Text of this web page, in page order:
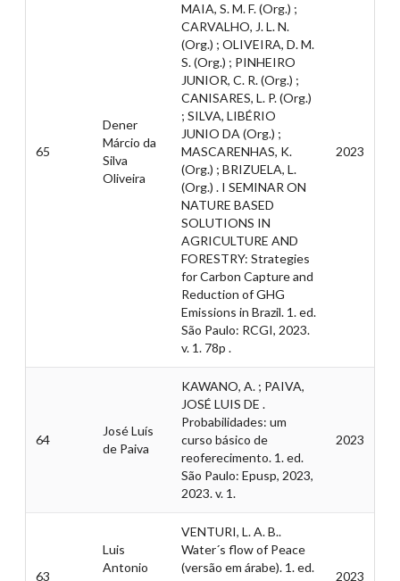
65
Dener
Márcio da
Silva
Oliveira
MAIA, S. M. F. (Org.) ;
CARVALHO, J. L. N.
(Org.) ; OLIVEIRA, D. M.
S. (Org.) ; PINHEIRO
JUNIOR, C. R. (Org.) ;
CANISARES, L. P. (Org.)
; SILVA, LIBÉRIO
JUNIO DA (Org.) ;
MASCARENHAS, K.
(Org.) ; BRIZUELA, L.
(Org.) . I SEMINAR ON
NATURE BASED
SOLUTIONS IN
AGRICULTURE AND
FORESTRY: Strategies
for Carbon Capture and
Reduction of GHG
Emissions in Brazil. 1. ed.
São Paulo: RCGI, 2023.
v. 1. 78p .
2023
64
José Luís
de Paiva
KAWANO, A. ; PAIVA,
JOSÉ LUIS DE .
Probabilidades: um
curso básico de
reoferecimento. 1. ed.
São Paulo: Epusp, 2023,
2023. v. 1.
2023
63
Luis
Antonio
VENTURI, L. A. B..
Water´s flow of Peace
(versão em árabe). 1. ed.
2023